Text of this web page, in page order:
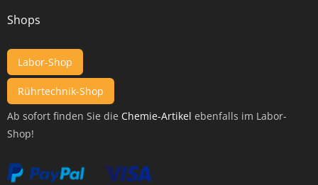
Shops
Labor-Shop
Rührtechnik-Shop
Ab sofort finden Sie die Chemie-Artikel ebenfalls im Labor-
Shop!